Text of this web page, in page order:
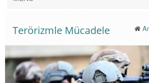
Terörizmle Mücadele